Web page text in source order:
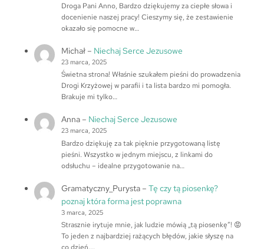
Droga Pani Anno, Bardzo dziękujemy za ciepłe słowa i
docenienie naszej pracy! Cieszymy się, że zestawienie
okazało się pomocne w…
Michał– Niechaj Serce Jezusowe
23 marca, 2025
Świetna strona! Właśnie szukałem pieśni do prowadzenia
Drogi Krzyżowej w parafii i ta lista bardzo mi pomogła.
Brakuje mi tylko…
Anna– Niechaj Serce Jezusowe
23 marca, 2025
Bardzo dziękuję za tak pięknie przygotowaną listę
pieśni. Wszystko w jednym miejscu, z linkami do
odsłuchu – idealne przygotowanie na…
Gramatyczny_Purysta– Tę czy tą piosenkę?
poznaj która forma jest poprawna
3 marca, 2025
Strasznie irytuje mnie, jak ludzie mówią „tą piosenkę”! 😡
To jeden z najbardziej rażących błędów, jakie słyszę na